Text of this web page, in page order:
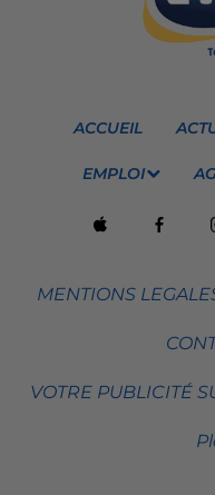
ACCUEIL
EMPLOI
MENTIONS
VOTRE PUBLICITÉ